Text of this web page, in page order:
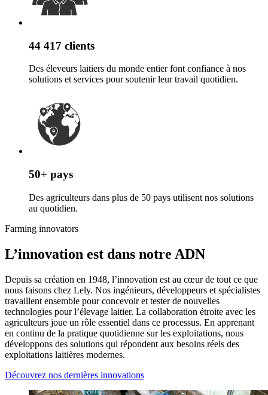
44 417 clients
Des éleveurs laitiers du monde entier font confiance à nos
solutions et services pour soutenir leur travail quotidien.
50+ pays
Des agriculteurs dans plus de 50 pays utilisent nos solutions
au quotidien.
Farming innovators
L’innovation est dans notre ADN
Depuis sa création en 1948, l’innovation est au cœur de tout ce que
nous faisons chez Lely. Nos ingénieurs, développeurs et spécialistes
travaillent ensemble pour concevoir et tester de nouvelles
technologies pour l’élevage laitier. La collaboration étroite avec les
agriculteurs joue un rôle essentiel dans ce processus. En apprenant
en continu de la pratique quotidienne sur les exploitations, nous
développons des solutions qui répondent aux besoins réels des
exploitations laitières modernes.
Découvrez nos dernières innovations